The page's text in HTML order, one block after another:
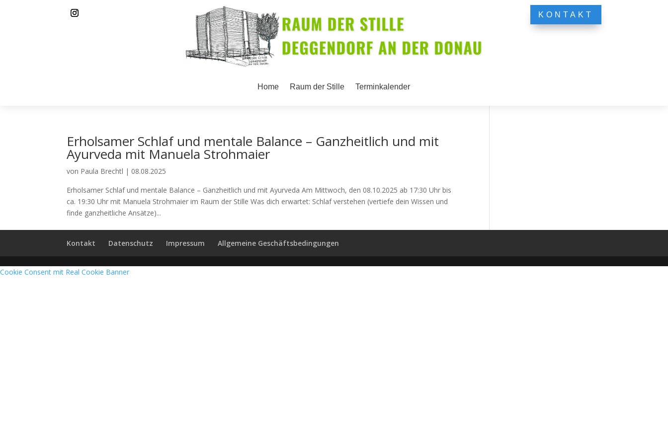
Home Raum der Stille Terminkalender
KONTAKT
Erholsamer Schlaf und mentale Balance – Ganzheitlich und mit
Ayurveda mit Manuela Strohmaier
von Paula Brechtl | 08.08.2025
Erholsamer Schlaf und mentale Balance – Ganzheitlich und mit Ayurveda Am Mittwoch, den 08.10.2025 ab 17:30 Uhr bis
ca. 19:30 Uhr mit Manuela Strohmaier im Raum der Stille Was dich erwartet: Schlaf verstehen (vertiefe dein Wissen und
finde ganzheitliche Ansätze)...
Kontakt Datenschutz Impressum Allgemeine Geschäftsbedingungen
Cookie Consent mit Real Cookie Banner